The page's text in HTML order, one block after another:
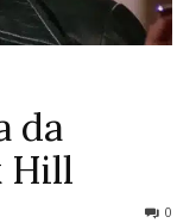
da
Hill
0